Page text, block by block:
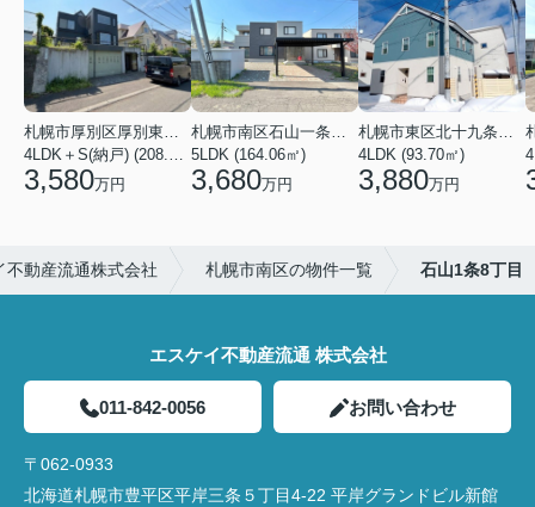
札幌市厚別区厚別東二条６丁目
4LDK＋S(納戸) (208.54㎡)
3,580万円
札幌市南区石山一条８丁目
5LDK (164.06㎡)
3,680万円
札幌市東区北十九条東１２丁目
4LDK (93.70㎡)
3,880万円
動産流通株式会社 札幌市南区の物件一覧 石山1条8丁目
エスケイ不動産流通 株式会社
011-842-0056 お問い合わせ
〒062-0933
北海道札幌市豊平区平岸三条５丁目4-22 平岸グランドビル新館